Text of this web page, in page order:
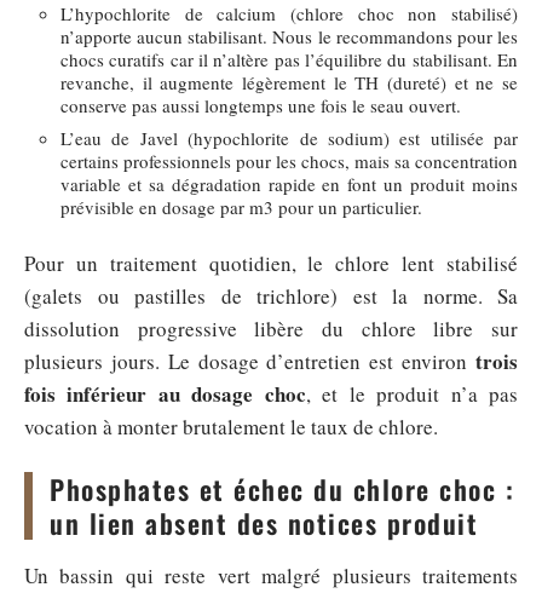
L’hypochlorite de calcium (chlore choc non stabilisé)
n’apporte aucun stabilisant. Nous le recommandons pour les
chocs curatifs car il n’altère pas l’équilibre du stabilisant. En
revanche, il augmente légèrement le TH (dureté) et ne se
conserve pas aussi longtemps une fois le seau ouvert.
L’eau de Javel (hypochlorite de sodium) est utilisée par
certains professionnels pour les chocs, mais sa concentration
variable et sa dégradation rapide en font un produit moins
prévisible en dosage par m3 pour un particulier.
Pour un traitement quotidien, le chlore lent stabilisé
(galets ou pastilles de trichlore) est la norme. Sa
dissolution progressive libère du chlore libre sur
plusieurs jours. Le dosage d’entretien est environ trois
fois inférieur au dosage choc, et le produit n’a pas
vocation à monter brutalement le taux de chlore.
Phosphates et échec du chlore choc :
un lien absent des notices produit
Un bassin qui reste vert malgré plusieurs traitements